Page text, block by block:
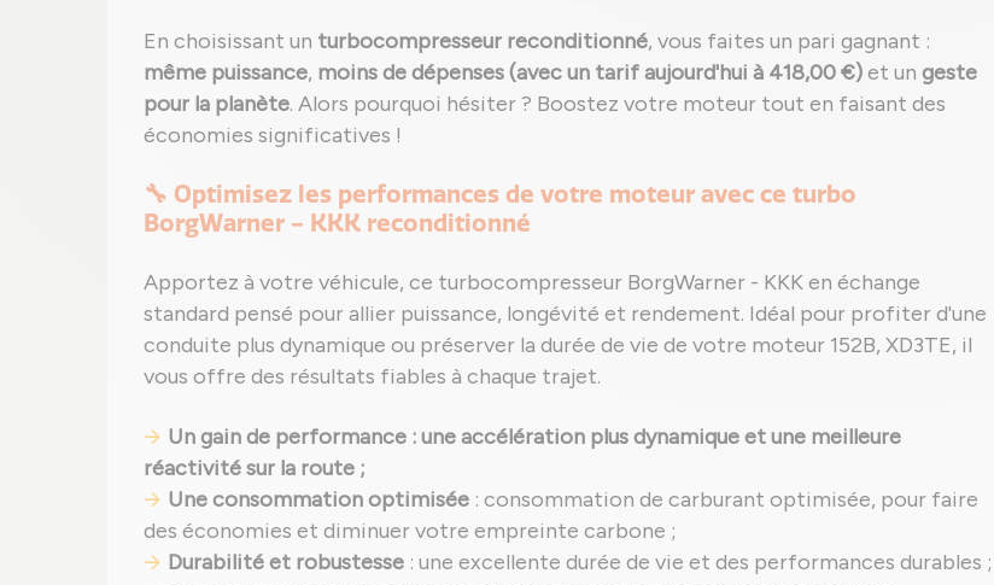
En choisissant un turbocompresseur reconditionné, vous faites un pari gagnant :
même puissance, moins de dépenses (avec un tarif aujourd'hui à 418,00 €)et un geste
pour la planète. Alors pourquoi hésiter ? Boostez votre moteur tout en faisant des
économies significatives !
🔧 Optimisez les performances de votre moteur avec ce turbo
BorgWarner - KKK reconditionné
Apportez à votre véhicule, ce turbocompresseur BorgWarner - KKK en échange
standard pensé pour allier puissance, longévité et rendement. Idéal pour profiter d'une
conduite plus dynamique ou préserver la durée de vie de votre moteur 152B, XD3TE, il
vous offre des résultats fiables à chaque trajet.
Un gain de performance : une accélération plus dynamique et une meilleure
réactivité sur la route ;
Une consommation optimisée : consommation de carburant optimisée, pour faire
des économies et diminuer votre empreinte carbone ;
Durabilité et robustesse : une excellente durée de vie et des performances durables ;